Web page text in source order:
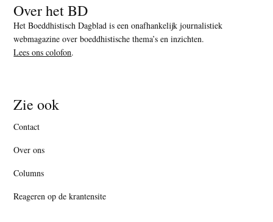
Over het BD
Het Boeddhistisch Dagblad is een onafhankelijk journalistiek
webmagazine over boeddhistische thema’s en inzichten.
Lees ons colofon.
Zie ook
Contact
Over ons
Columns
Reageren op de krantensite